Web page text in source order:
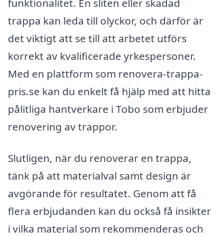
funktionalitet. En sliten eller skadad
trappa kan leda till olyckor, och därför är
det viktigt att se till att arbetet utförs
korrekt av kvalificerade yrkespersoner.
Med en plattform som renovera-trappa-
pris.se kan du enkelt få hjälp med att hitta
pålitliga hantverkare i Tobo som erbjuder
renovering av trappor.
Slutligen, när du renoverar en trappa,
tänk på att materialval samt design är
avgörande för resultatet. Genom att få
flera erbjudanden kan du också få insikter
i vilka material som rekommenderas och